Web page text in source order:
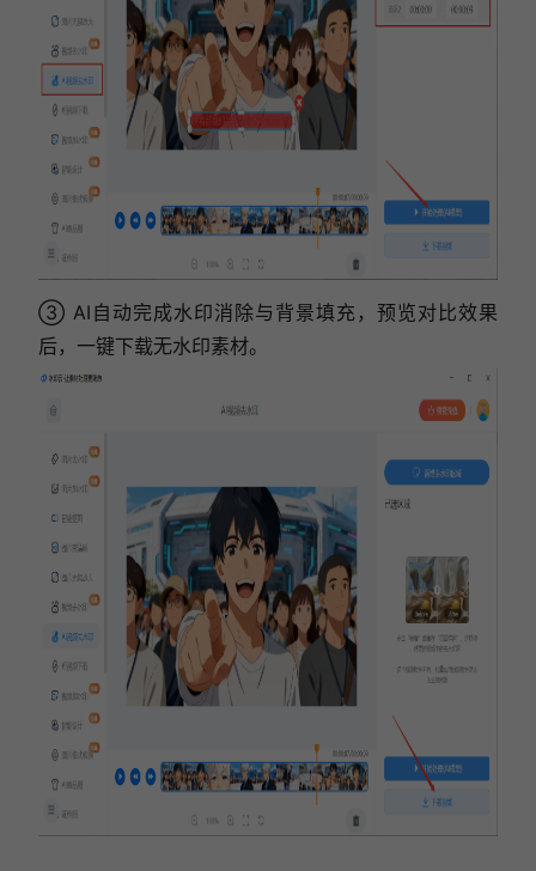
③ AI自动完成水印消除与背景填充，预览对比效果
后，一键下载无水印素材。